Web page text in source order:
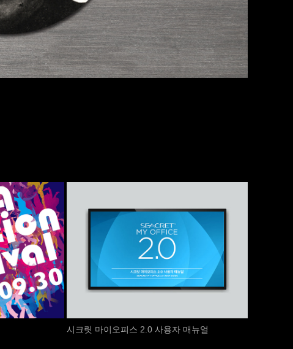
시크릿 마이오피스 2.0 ​사용자 매뉴얼